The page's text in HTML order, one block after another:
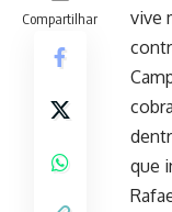
Compartilhar
vive
que